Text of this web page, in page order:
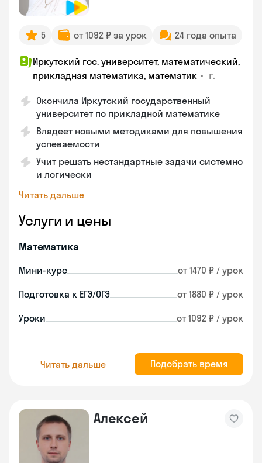
5 от 1092 ₽ за урок 24 года опыта
Иркутский гос. университет, математический,
прикладная математика, математик • г.
Окончила Иркутский государственный
университет по прикладной математике
Владеет новыми методиками для повышения
успеваемости
Учит решать нестандартные задачи системно
и логически
Читать дальше
Услуги и цены
Математика
Мини-курс от 1470 ₽ / урок
Подготовка к ЕГЭ/ОГЭ от 1880 ₽ / урок
Уроки от 1092 ₽ / урок
Читать дальше Подобрать время
Алексей